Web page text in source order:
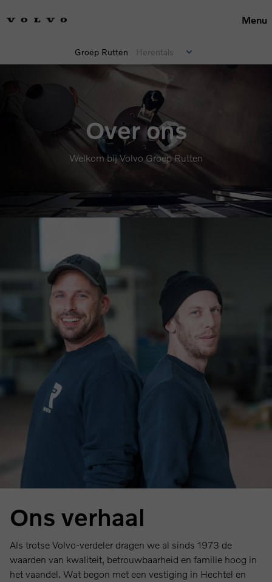
Menu
Groep Rutten Herentals
Over ons
Welkom bij Volvo Groep Rutten
Ons verhaal
Als trotse Volvo-verdeler dragen we al sinds 1973 de
waarden van kwaliteit, betrouwbaarheid en familie hoog in
het vaandel. Wat begon met een vestiging in Hechtel en